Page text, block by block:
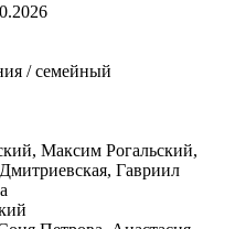
/семейный
, Максим Рогальский,
, Гавриил